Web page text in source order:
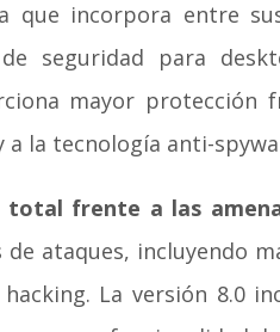
que incorpora entre
seguridad para
mayor protección
la tecnología anti-
total frente a las
ataques, incluyendo
La versión 8.0